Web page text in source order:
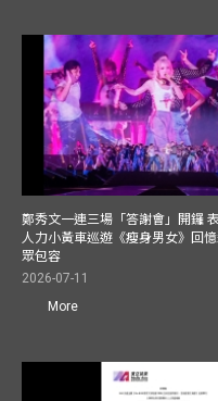
鄭秀文一連三場「答謝會」開鑼
人力小黃車巡遊《瘦身男女》回
眾包容
2026-07-11
More